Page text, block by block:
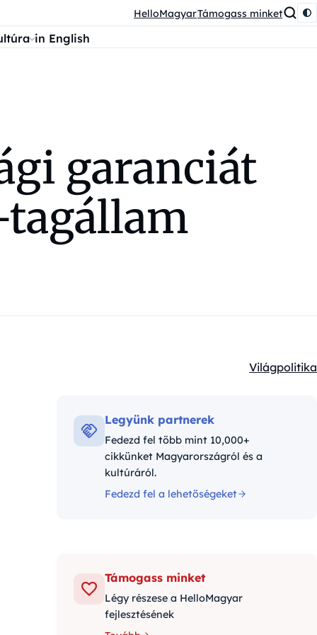
HelloMagyarTámogass minket
in English
garanciát
tagállam
Kategóriák:
Világpolitika
Legyünk partnerek
Fedezd fel több mint 10,000+
cikkünket Magyarországról és a
kultúráról.
Fedezd fel a lehetőségeket
Támogass minket
Légy részese a HelloMagyar
fejlesztésének